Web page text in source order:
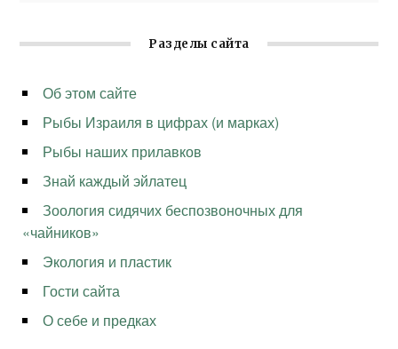
Разделы сайта
Об этом сайте
Рыбы Израиля в цифрах (и марках)
Рыбы наших прилавков
Знай каждый эйлатец
Зоология сидячих беспозвоночных для
«чайников»
Экология и пластик
Гости сайта
О себе и предках